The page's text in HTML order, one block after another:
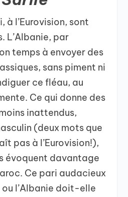
à l’Eurovision, sont
L’Albanie, par
temps à envoyer des
sans piment ni
ce fléau, au
Ce qui donne des
inattendus,
(deux mots que
pas à l’Eurovision!),
évoquent davantage
Ce pari audacieux
l’Albanie doit-elle